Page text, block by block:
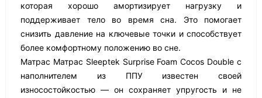
которая хорошо амортизирует нагрузку и
поддерживает тело во время сна. Это помогает
снизить давление на ключевые точки и способствует
более комфортному положению во сне.
Матрас Матрас Sleeptek Surprise Foam Cocos Double с
наполнителем из ППУ известен своей
износостойкостью — он сохраняет упругость и не